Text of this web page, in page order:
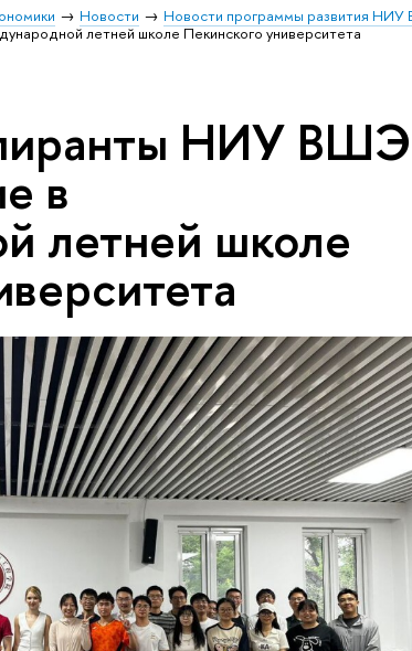
Новости
Новости программы развития
летней школе Пекинского университета
НИУ ВШЭ
в
летней школе